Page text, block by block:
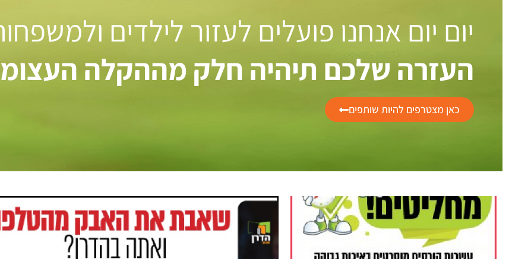
יום יום אנחנו פועלים לעזור לילדים
העזרה שלכם תיהיה חלק מההקלה
כאן מצטרפים להיות שותפים